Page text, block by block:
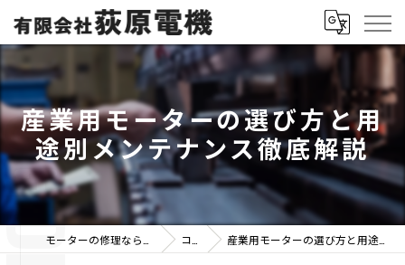
産業用モーターの選び方と用
途別メンテナンス徹底解説
コラム 産業用モーターの選び方と用途別メンテナンス徹底解説